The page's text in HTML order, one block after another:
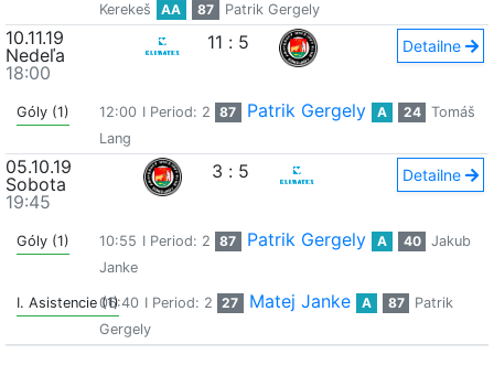
Kerekeš
AA 87 Patrik Gergely
10.11.19
Nedeľa
18:00
11 : 5 Detailne
Góly (1) 12:00 I Period: 2 87 Patrik Gergely A 24
Tomáš
Lang
05.10.19
Sobota
19:45
3 : 5 Detailne
Góly (1) 10:55 I Period: 2 87 Patrik Gergely A 40
Jakub
Janke
I. Asistencie (1)06:40 I Period: 2 27 Matej Janke A 87
Patrik
Gergely